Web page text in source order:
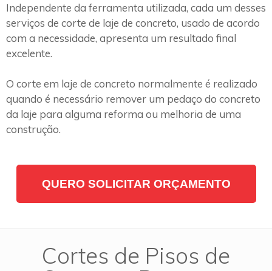
Independente da ferramenta utilizada, cada um desses
serviços de corte de laje de concreto, usado de acordo
com a necessidade, apresenta um resultado final
excelente.
O corte em laje de concreto normalmente é realizado
quando é necessário remover um pedaço do concreto
da laje para alguma reforma ou melhoria de uma
construção.
QUERO SOLICITAR ORÇAMENTO
Cortes de Pisos de